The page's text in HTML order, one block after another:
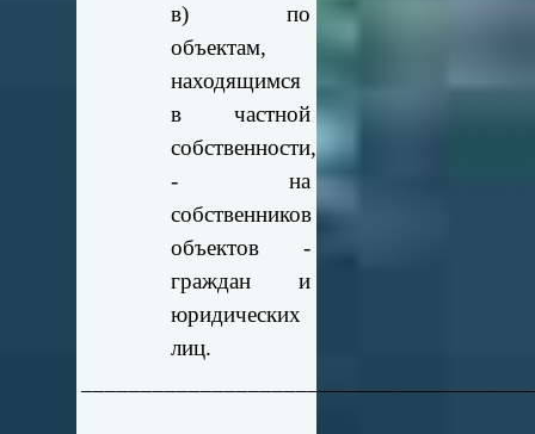
в) по
объектам,
находящимся
в частной
собственности,
- на
собственников
объектов -
граждан и
юридических
лиц.